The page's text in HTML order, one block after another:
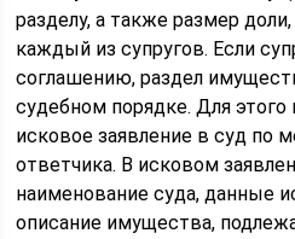
разделу, а также размер
каждый из супругов. Если
соглашению, раздел
судебном порядке. Для этого
исковое заявление в суд по
ответчика. В исковом
наименование суда, данные
описание имущества,